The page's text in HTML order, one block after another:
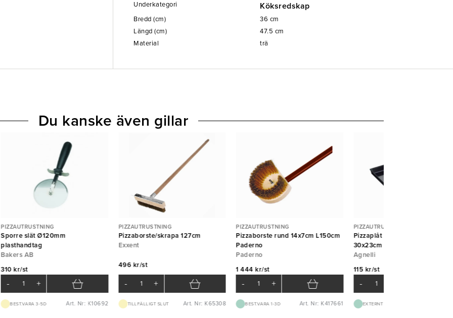
Underkategori
Köksredskap
Bredd (cm) 36 cm
Längd (cm)
47.5 cm
Material
trä
PIZZAUTRUSTNING
Sporre slät Ø120mm
plasthandtag
Bakers AB
310 kr/st
- +
BEST.VARA 3-5D Art. Nr: K10692
PIZZAUTRUSTNING
Pizzaborste/skrapa 127cm
Exxent
496 kr/st
- +
TILLFÄLLIGT SLUT Art. Nr: K65308
PIZZAUTRUSTNING
Pizzaborste rund 14x7cm L150cm
Paderno
Paderno
1 444 kr/st
- +
BEST.VARA 1-3D Art. Nr: K417661
PIZZAUTRUSTNING
Pizzaplåt blåstål med kant
30x23cm H:3cm Agnelli
Agnelli
115 kr/st
-
EXTERNT LAGER 1-2D
Du kanske även gillar